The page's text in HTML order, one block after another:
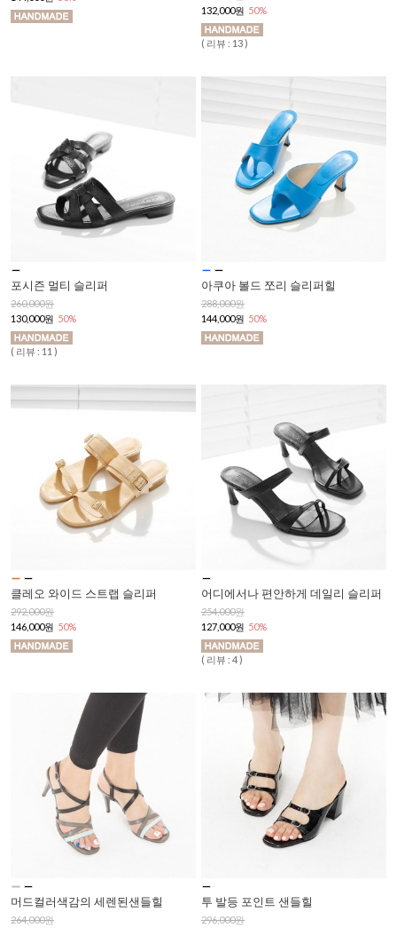
132,000원 50%
( 리뷰 : 13 )
포시즌 멀티 슬리퍼
260,000원
130,000원 50%
( 리뷰 : 11 )
아쿠아 볼드 쪼리 슬리퍼힐
288,000원
144,000원 50%
클레오 와이드 스트랩 슬리퍼
292,000원
146,000원 50%
어디에서나 편안하게 데일리 슬리퍼
254,000원
127,000원 50%
( 리뷰 : 4 )
머드컬러색감의 세렌된샌들힐
264,000원
투 발등 포인트 샌들힐
296,000원